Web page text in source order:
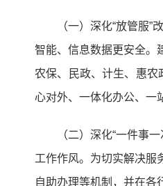
（一）深化“放管服
智能、信息数据更安全。
农保、民政、计生、惠农
心对外、一体化办公、一
（二）深化“一件事
工作作风。为切实解决服
自助办理等机制，并在各